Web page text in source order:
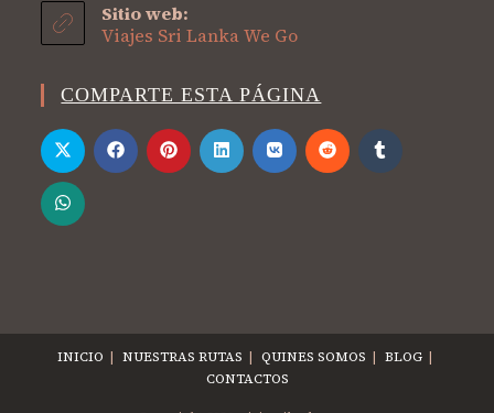
Sitio web:
Viajes Sri Lanka We Go
COMPARTE ESTA PÁGINA
INICIO NUESTRAS RUTAS QUINES SOMOS
BLOG
CONTACTOS